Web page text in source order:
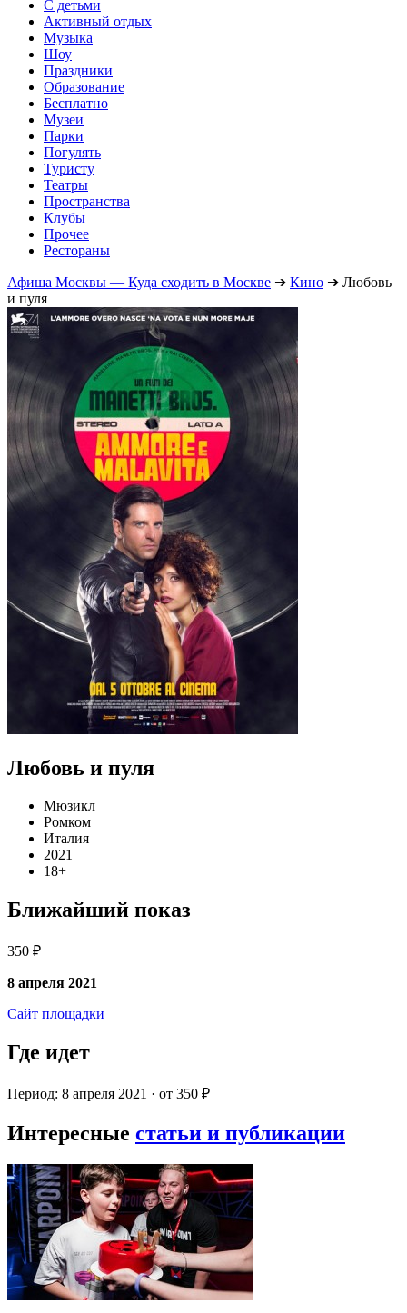
С детьми
Активный отдых
Музыка
Шоу
Праздники
Образование
Бесплатно
Музеи
Парки
Погулять
Туристу
Театры
Пространства
Клубы
Прочее
Рестораны
Афиша Москвы — Куда сходить в Москве ➔ Кино ➔ Любовь
и пуля
Любовь и пуля
Мюзикл
Ромком
Италия
2021
18+
Ближайший показ
350 ₽
8 апреля 2021
Сайт площадки
Где идет
Период: 8 апреля 2021 · от 350 ₽
Интересные статьи и публикации